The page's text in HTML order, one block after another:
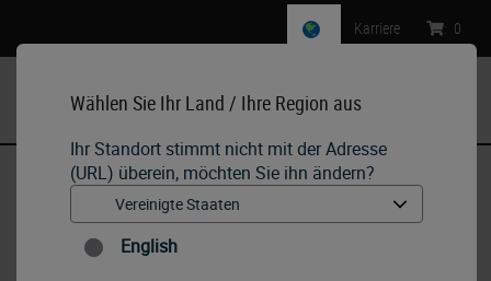
Wählen Sie Ihr Land / Ihre Region aus
Ihr Standort stimmt nicht mit der Adresse
(URL) überein, möchten Sie ihn ändern?
English
Karriere : 0
IHC & ISH • Ancillaries & Consumables
Bond Aspirating Probe Cleaning System